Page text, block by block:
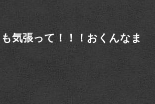
気張って！！！おくんなま